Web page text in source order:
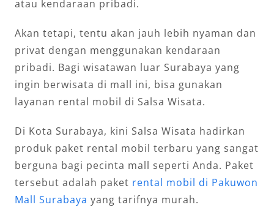
atau kendaraan pribadi.
Akan tetapi, tentu akan jauh lebih nyaman dan
privat dengan menggunakan kendaraan
pribadi. Bagi wisatawan luar Surabaya yang
ingin berwisata di mall ini, bisa gunakan
layanan rental mobil di Salsa Wisata.
Di Kota Surabaya, kini Salsa Wisata hadirkan
produk paket rental mobil terbaru yang sangat
berguna bagi pecinta mall seperti Anda. Paket
tersebut adalah paket rental mobil di Pakuwon
Mall Surabaya yang tarifnya murah.